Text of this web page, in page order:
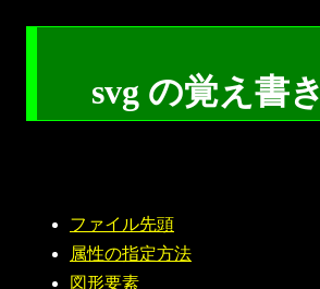
svg の覚え書き
ファイル先頭
属性の指定方法
図形要素